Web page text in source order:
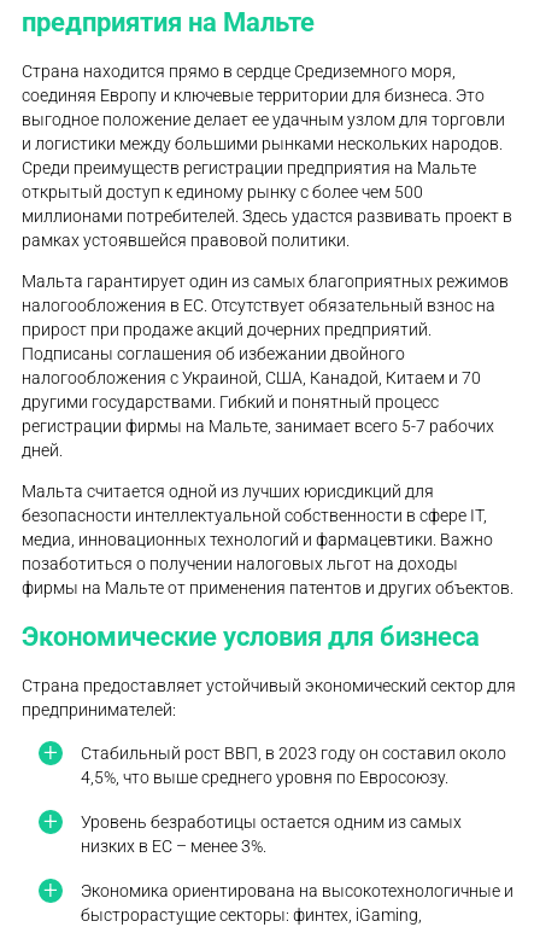
предприятия на Мальте
Страна находится прямо в сердце Средиземного моря,
соединяя Европу и ключевые территории для бизнеса. Это
выгодное положение делает ее удачным узлом для торговли
и логистики между большими рынками нескольких народов.
Среди преимуществ регистрации предприятия на Мальте
открытый доступ к единому рынку с более чем 500
миллионами потребителей. Здесь удастся развивать проект в
рамках устоявшейся правовой политики.
Мальта гарантирует один из самых благоприятных режимов
налогообложения в ЕС. Отсутствует обязательный взнос на
прирост при продаже акций дочерних предприятий.
Подписаны соглашения об избежании двойного
налогообложения с Украиной, США, Канадой, Китаем и 70
другими государствами. Гибкий и понятный процесс
регистрации фирмы на Мальте, занимает всего 5-7 рабочих
дней.
Мальта считается одной из лучших юрисдикций для
безопасности интеллектуальной собственности в сфере IT,
медиа, инновационных технологий и фармацевтики. Важно
позаботиться о получении налоговых льгот на доходы
фирмы на Мальте от применения патентов и других объектов.
Экономические условия для бизнеса
Страна предоставляет устойчивый экономический сектор для
предпринимателей:
Стабильный рост ВВП, в 2023 году он составил около
4,5%, что выше среднего уровня по Евросоюзу.
Уровень безработицы остается одним из самых
низких в ЕС – менее 3%.
Экономика ориентирована на высокотехнологичные и
быстрорастущие секторы: финтех, iGaming,